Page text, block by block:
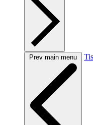
Prev main menu